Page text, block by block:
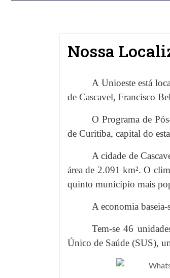
Nossa
A Unioeste está
de Cascavel, Francisco
O Programa de
de Curitiba, capital do
A cidade de
área de 2.091 km². O
quinto município mais
A economia
Tem-se 46
Único de Saúde (SUS),